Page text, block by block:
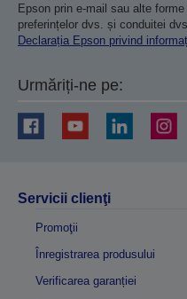
Epson prin e-mail sau alte
preferințelor dvs. și conduitei
Declarația Epson privind
Urmăriți-ne pe:
Servicii clienţi
Promoţii
Înregistrarea produsului
Verificarea garanției